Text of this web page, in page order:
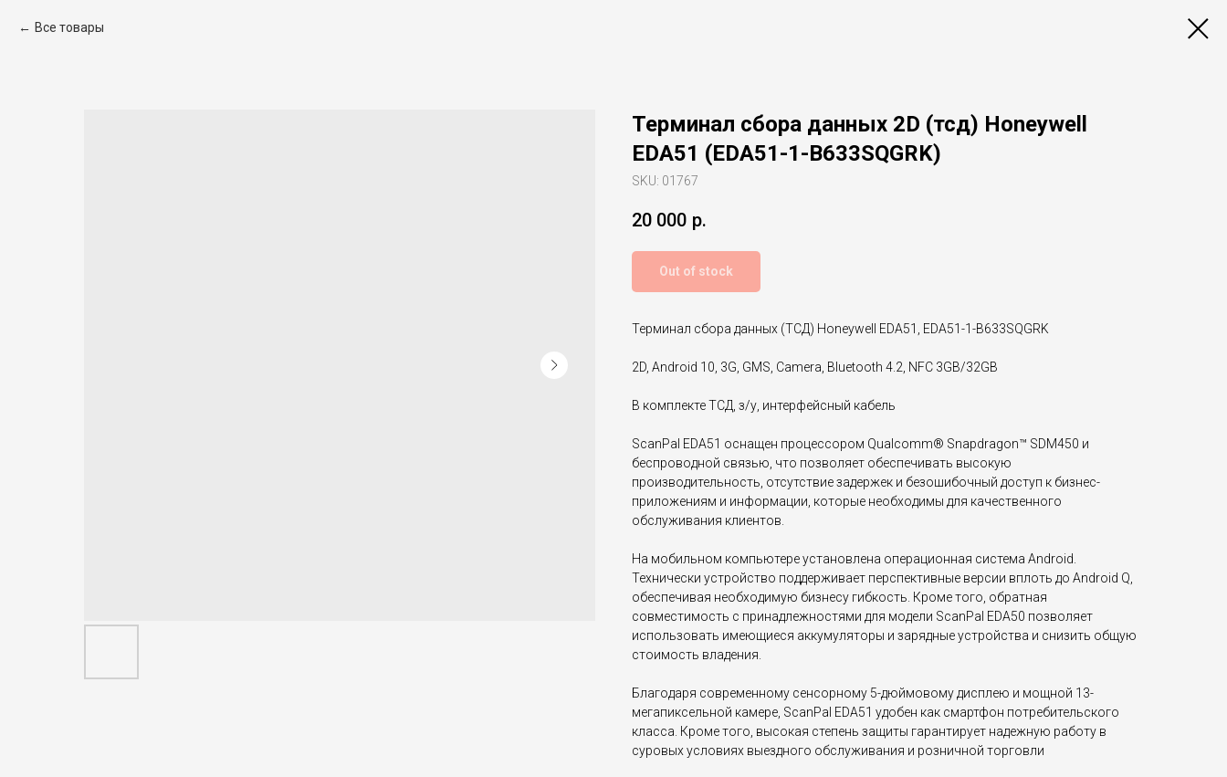
Все товары
Терминал сбора данных 2D (тсд) Honeywell
EDA51 (EDA51-1-B633SQGRK)
SKU: 01767
20 000 р.
Out of stock
Терминал сбора данных (ТСД) Honeywell EDA51, EDA51-1-B633SQGRK
2D, Android 10, 3G, GMS, Camera, Bluetooth 4.2, NFC 3GB/32GB
В комплекте ТСД, з/у, интерфейсный кабель
ScanPal EDA51 оснащен процессором Qualcomm® Snapdragon™ SDM450 и
беспроводной связью, что позволяет обеспечивать высокую
производительность, отсутствие задержек и безошибочный доступ к бизнес-
приложениям и информации, которые необходимы для качественного
обслуживания клиентов.
На мобильном компьютере установлена операционная система Android.
Технически устройство поддерживает перспективные версии вплоть до Android Q,
обеспечивая необходимую бизнесу гибкость. Кроме того, обратная
совместимость с принадлежностями для модели ScanPal EDA50 позволяет
использовать имеющиеся аккумуляторы и зарядные устройства и снизить общую
стоимость владения.
Благодаря современному сенсорному 5-дюймовому дисплею и мощной 13-
мегапиксельной камере, ScanPal EDA51 удобен как смартфон потребительского
класса. Кроме того, высокая степень защиты гарантирует надежную работу в
суровых условиях выездного обслуживания и розничной торговли